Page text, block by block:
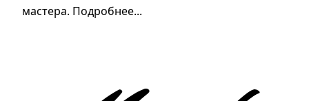
мастера. Подробнее...